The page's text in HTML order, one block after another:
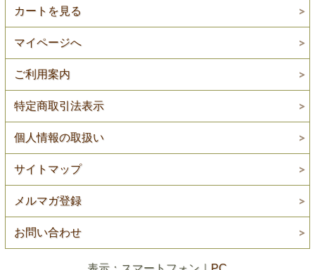
カートを見る
マイページへ
ご利用案内
特定商取引法表示
個人情報の取扱い
サイトマップ
メルマガ登録
お問い合わせ